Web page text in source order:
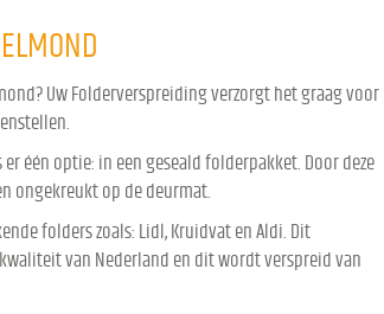
Uw Folderverspreiding verzorgt het graag voor
één optie: in een geseald folderpakket. Door deze
ongekreukt op de deurmat.
folders zoals: Lidl, Kruidvat en Aldi. Dit
van Nederland en dit wordt verspreid van